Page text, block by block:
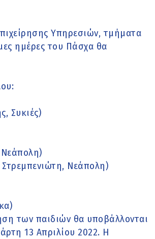
Υπηρεσιών, τμήματα
ημέρες του Πάσχα θα
Συκιές)
Νεάπολη)
των παιδιών θα υποβάλλονται
13 Απριλίου 2022. Η